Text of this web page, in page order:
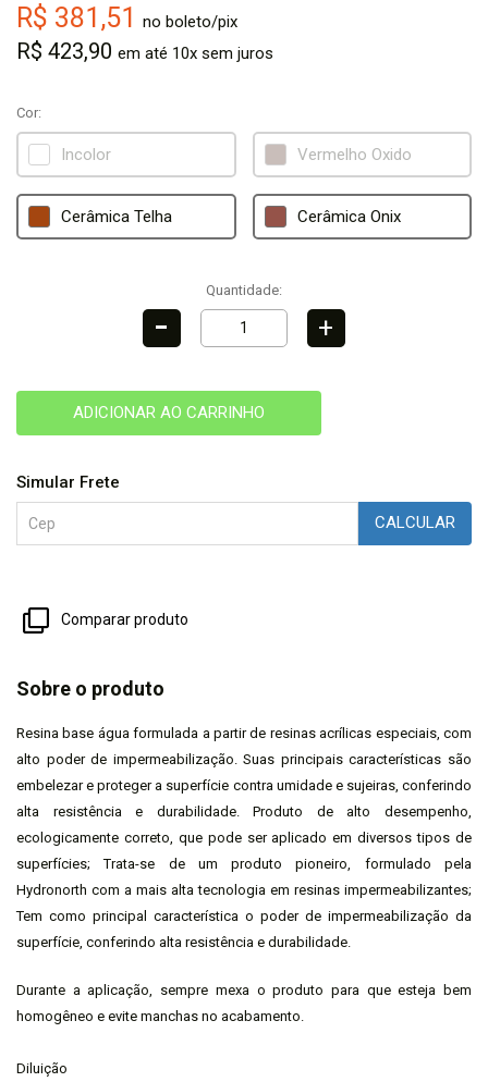
R$ 381,51 no boleto/pix
R$ 423,90 em até 10x sem juros
Cor:
Incolor Vermelho Oxido
Cerâmica Telha Cerâmica Onix
Quantidade:
- +
ADICIONAR AO CARRINHO
Simular Frete
CALCULAR
Comparar produto
Sobre o produto
Resina base água formulada a partir de resinas acrílicas especiais, com
alto poder de impermeabilização. Suas principais características são
embelezar e proteger a superfície contra umidade e sujeiras, conferindo
alta resistência e durabilidade. Produto de alto desempenho,
ecologicamente correto, que pode ser aplicado em diversos tipos de
superfícies; Trata-se de um produto pioneiro, formulado pela
Hydronorth com a mais alta tecnologia em resinas impermeabilizantes;
Tem como principal característica o poder de impermeabilização da
superfície, conferindo alta resistência e durabilidade.
Durante a aplicação, sempre mexa o produto para que esteja bem
homogêneo e evite manchas no acabamento.
Diluição